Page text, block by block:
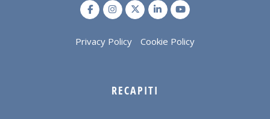
Privacy Policy Cookie Policy
RECAPITI